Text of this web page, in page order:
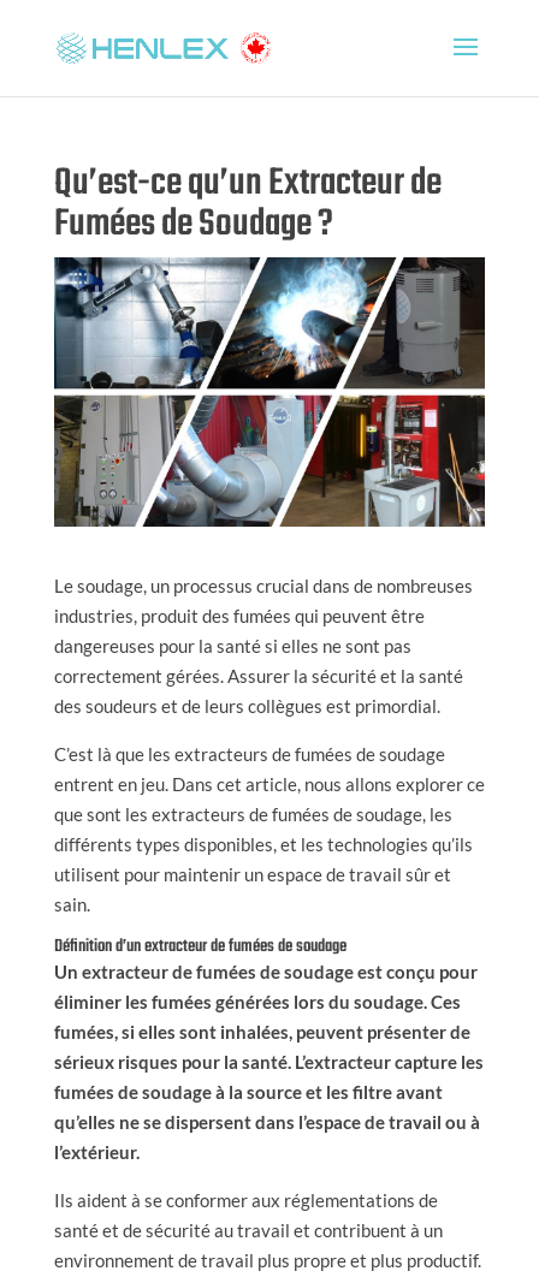
Qu’est-ce qu’un Extracteur de
Fumées de Soudage ?
Le soudage, un processus crucial dans de nombreuses
industries, produit des fumées qui peuvent être
dangereuses pour la santé si elles ne sont pas
correctement gérées. Assurer la sécurité et la santé
des soudeurs et de leurs collègues est primordial.
C’est là que les extracteurs de fumées de soudage
entrent en jeu. Dans cet article, nous allons explorer ce
que sont les extracteurs de fumées de soudage, les
différents types disponibles, et les technologies qu’ils
utilisent pour maintenir un espace de travail sûr et
sain.
Définition d’un extracteur de fumées de soudage
Un extracteur de fumées de soudage est conçu pour
éliminer les fumées générées lors du soudage. Ces
fumées, si elles sont inhalées, peuvent présenter de
sérieux risques pour la santé. L’extracteur capture les
fumées de soudage à la source et les filtre avant
qu’elles ne se dispersent dans l’espace de travail ou à
l’extérieur.
Ils aident à se conformer aux réglementations de
santé et de sécurité au travail et contribuent à un
environnement de travail plus propre et plus productif.